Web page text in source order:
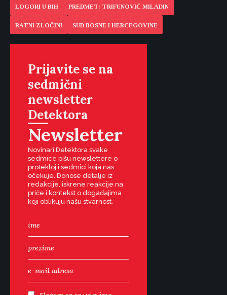
LOGORI U BIH PREDMET: TRIFUNOVIĆ MILADIN
RATNI ZLOČINI SUD BOSNE I HERCEGOVINE
Prijavite se na
sedmični
newsletter
Detektora
Newsletter
Novinari Detektora svake
sedmice pišu newslettere o
protekloj i sedmici koja nas
očekuje. Donose detalje iz
redakcije, iskrene reakcije na
priče i kontekst o događajima
koji oblikuju našu stvarnost.